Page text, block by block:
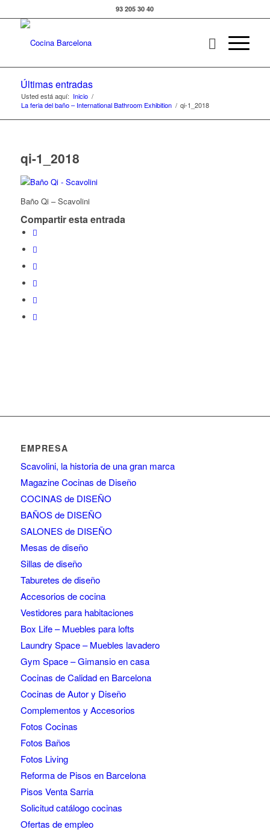
93 205 30 40
Últimas entradas
Usted está aquí: Inicio /
La feria del baño – International Bathroom Exhibition / qi-1_2018
qi-1_2018
Baño Qi – Scavolini
Compartir esta entrada
EMPRESA
Scavolini, la historia de una gran marca
Magazine Cocinas de Diseño
COCINAS de DISEÑO
BAÑOS de DISEÑO
SALONES de DISEÑO
Mesas de diseño
Sillas de diseño
Taburetes de diseño
Accesorios de cocina
Vestidores para habitaciones
Box Life – Muebles para lofts
Laundry Space – Muebles lavadero
Gym Space – Gimansio en casa
Cocinas de Calidad en Barcelona
Cocinas de Autor y Diseño
Complementos y Accesorios
Fotos Cocinas
Fotos Baños
Fotos Living
Reforma de Pisos en Barcelona
Pisos Venta Sarria
Solicitud catálogo cocinas
Ofertas de empleo